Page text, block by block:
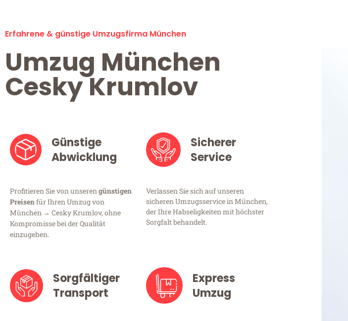
Erfahrene & günstige Umzugsfirma München
Umzug München
Cesky Krumlov
Günstige
Abwicklung
Profitieren Sie von unserengünstigen
Preisenfür Ihren Umzug von
München → Cesky Krumlov, ohne
Kompromisse bei der Qualität
einzugehen.
Sicherer
Service
Verlassen Sie sich auf unseren
sicheren Umzugsservice in München,
der Ihre Habseligkeiten mit höchster
Sorgfalt behandelt.
Sorgfältiger
Transport
Express
Umzug